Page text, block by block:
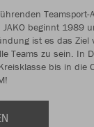
Teamsport-
JAKO beginnt 1989
ist es das Ziel
Teams zu sein. In
bis in die